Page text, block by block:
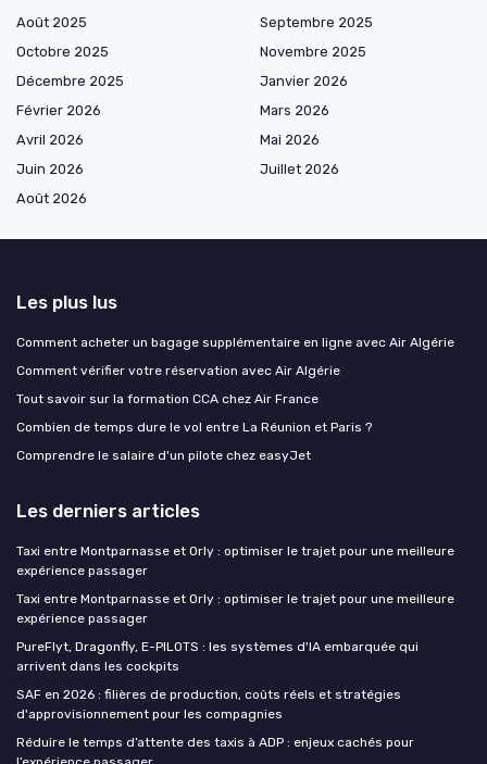
Août 2025
Septembre 2025
Octobre 2025
Novembre 2025
Décembre 2025
Janvier 2026
Février 2026
Mars 2026
Avril 2026
Mai 2026
Juin 2026
Juillet 2026
Août 2026
Les plus lus
Comment acheter un bagage supplémentaire en ligne avec Air Algérie
Comment vérifier votre réservation avec Air Algérie
Tout savoir sur la formation CCA chez Air France
Combien de temps dure le vol entre La Réunion et Paris ?
Comprendre le salaire d'un pilote chez easyJet
Les derniers articles
Taxi entre Montparnasse et Orly : optimiser le trajet pour une meilleure
expérience passager
Taxi entre Montparnasse et Orly : optimiser le trajet pour une meilleure
expérience passager
PureFlyt, Dragonfly, E-PILOTS : les systèmes d'IA embarquée qui
arrivent dans les cockpits
SAF en 2026 : filières de production, coûts réels et stratégies
d'approvisionnement pour les compagnies
Réduire le temps d’attente des taxis à ADP : enjeux cachés pour